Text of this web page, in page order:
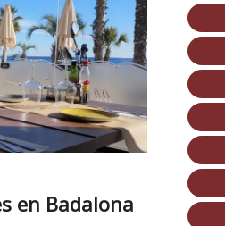
en Badalona